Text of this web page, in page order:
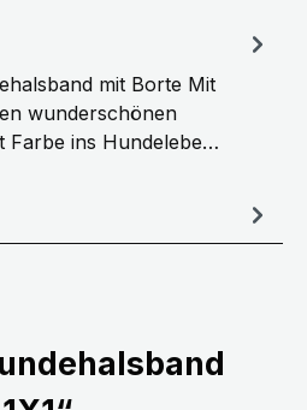
mit Borte Mit
wunderschönen
Farbe ins Hundelebe…